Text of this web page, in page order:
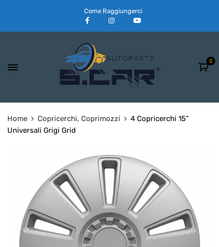
Come Raggiungerci
0
Home Copricerchi, Coprimozzi
4 Copricerchi 15”
Universali Grigi Grid